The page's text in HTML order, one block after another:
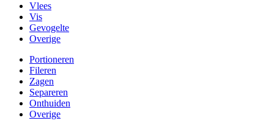
Vlees
Vis
Gevogelte
Overige
Portioneren
Fileren
Zagen
Separeren
Onthuiden
Overige